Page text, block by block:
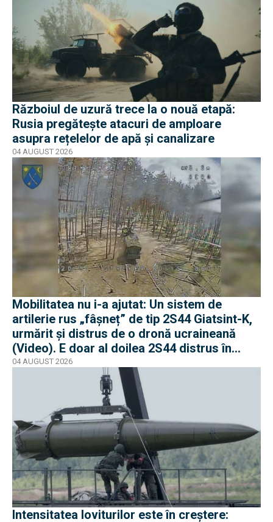
Războiul de uzură trece la o nouă etapă:
Rusia pregătește atacuri de amploare
asupra rețelelor de apă și canalizare
04 AUGUST 2026
Mobilitatea nu i-a ajutat: Un sistem de
artilerie rus „fâșneț” de tip 2S44 Giatsint-K,
urmărit și distrus de o dronă ucraineană
(Video). E doar al doilea 2S44 distrus în
război
04 AUGUST 2026
Intensitatea loviturilor este în creștere: